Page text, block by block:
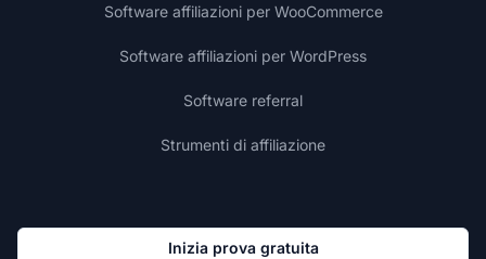
Software affiliazioni per WooCommerce
Software affiliazioni per WordPress
Software referral
Strumenti di affiliazione
Inizia prova gratuita